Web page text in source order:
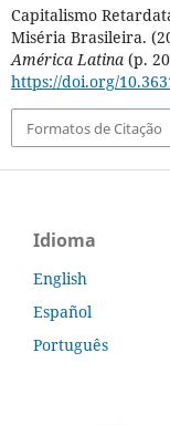
Capitalismo
Miséria Brasileira.
América Latina(p.
https://doi.org/
Formatos de Citação
Idioma
English
Español
Português